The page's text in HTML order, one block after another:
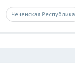
Чеченская Республика